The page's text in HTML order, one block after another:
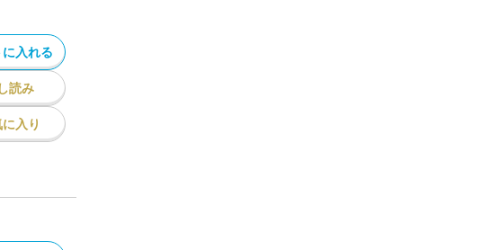
入れる
読み
入り